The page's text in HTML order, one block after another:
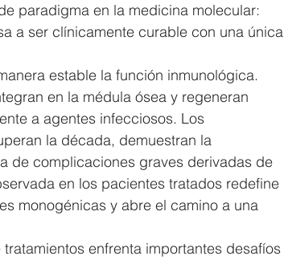
paradigma en la medicina molecular:
a ser clínicamente curable con una única
estable la función inmunológica.
en la médula ósea y regeneran
a agentes infecciosos. Los
la década, demuestran la
de complicaciones graves derivadas de
en los pacientes tratados redefine
monogénicas y abre el camino a una
enfrenta importantes desafíos